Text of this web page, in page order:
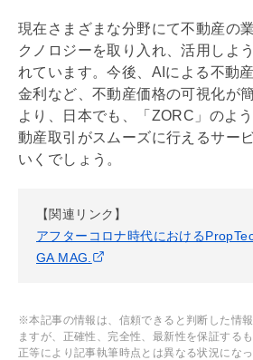
現在さまざまな分野にて不動産の
クノロジーを取り入れ、活用しよ
れています。今後、AIによる不動
金利など、不動産価格の可視化が
より、日本でも、「ZORC」のよ
動産取引がスムーズに行えるサー
いくでしょう。
【関連リンク】
アフターコロナ時代における
GA MAG.
※本記事の情報は、信頼できると判断した情
ますが、正確性、完全性、最新性を保証する
正等により記事執筆時点とは異なる状況にな